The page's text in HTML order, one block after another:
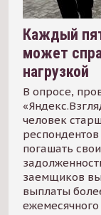
Каждый
может
нагрузкой
В опросе,
человек
респондентов
погашать
заемщиков
выплаты